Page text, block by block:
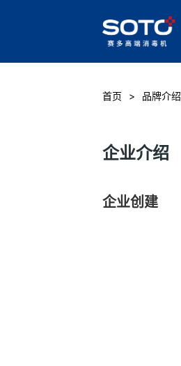
首页 品牌介绍
企业介绍
企业创建